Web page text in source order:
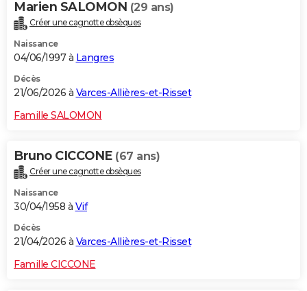
Marien SALOMON (29 ans)
Créer une cagnotte obsèques
Naissance
04/06/1997 à Langres
Décès
21/06/2026 à Varces-Allières-et-Risset
Famille SALOMON
Bruno CICCONE (67 ans)
Créer une cagnotte obsèques
Naissance
30/04/1958 à Vif
Décès
21/04/2026 à Varces-Allières-et-Risset
Famille CICCONE